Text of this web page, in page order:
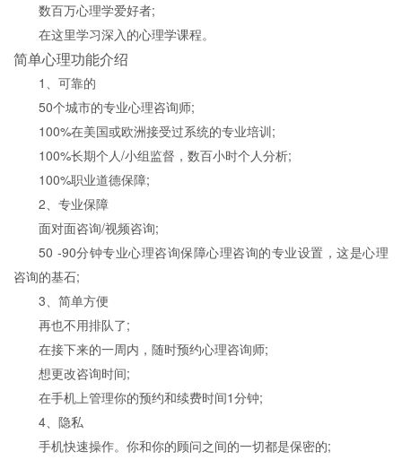
数百万心理学爱好者;
在这里学习深入的心理学课程。
简单心理功能介绍
1、可靠的
50个城市的专业心理咨询师;
100%在美国或欧洲接受过系统的专业培训;
100%长期个人/小组监督，数百小时个人分析;
100%职业道德保障;
2、专业保障
面对面咨询/视频咨询;
50 -90分钟专业心理咨询保障心理咨询的专业设置，这是心理
咨询的基石;
3、简单方便
再也不用排队了;
在接下来的一周内，随时预约心理咨询师;
想更改咨询时间;
在手机上管理你的预约和续费时间1分钟;
4、隐私
手机快速操作。你和你的顾问之间的一切都是保密的;